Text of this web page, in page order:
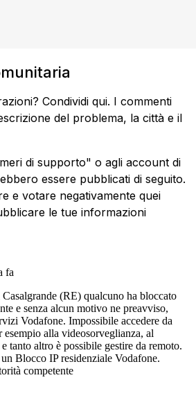
Condividi qui. I commenti
del problema, la città e il
di supporto" o agli account di
essere pubblicati di seguito.
e votare negativamente quei
le tue informazioni